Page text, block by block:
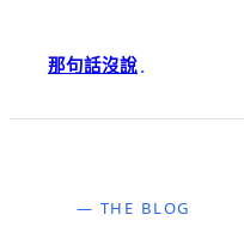
內
那句話沒說·
— THE BLOG